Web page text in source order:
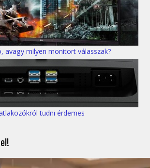
avagy milyen monitort válasszak?
tudni érdemes